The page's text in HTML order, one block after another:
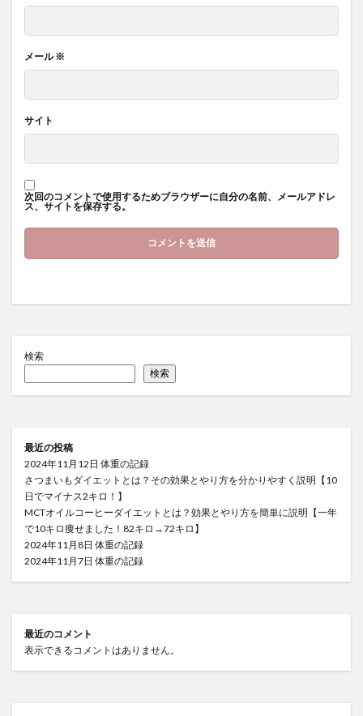
メール※
サイト
次回のコメントで使用するためブラウザーに自分の名前、メールアドレ
ス、サイトを保存する。
検索
検索
最近の投稿
2024年11月12日 体重の記録
さつまいもダイエットとは？その効果とやり方を分かりやすく説明【10
日でマイナス2キロ！】
MCTオイルコーヒーダイエットとは？効果とやり方を簡単に説明【一年
で10キロ痩せました！82キロ→72キロ】
2024年11月8日 体重の記録
2024年11月7日 体重の記録
最近のコメント
表示できるコメントはありません。